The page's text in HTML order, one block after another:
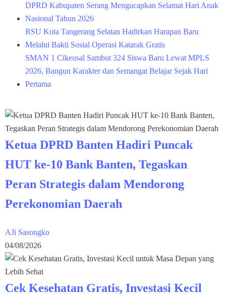
DPRD Kabupaten Serang Mengucapkan Selamat Hari Anak
Nasional Tahun 2026
RSU Kota Tangerang Selatan Hadirkan Harapan Baru
Melalui Bakti Sosial Operasi Katarak Gratis
SMAN 1 Cikeusal Sambut 324 Siswa Baru Lewat MPLS
2026, Bangun Karakter dan Semangat Belajar Sejak Hari
Pertama
Ketua DPRD Banten Hadiri Puncak
HUT ke-10 Bank Banten, Tegaskan
Peran Strategis dalam Mendorong
Perekonomian Daerah
AJi Sasongko
04/08/2026
Cek Kesehatan Gratis, Investasi Kecil